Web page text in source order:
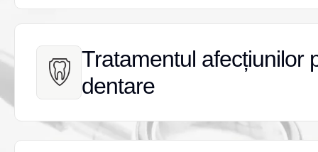
Tratamentul afecțiunilor
dentare
Tratamentul afecțiunilor
dentare